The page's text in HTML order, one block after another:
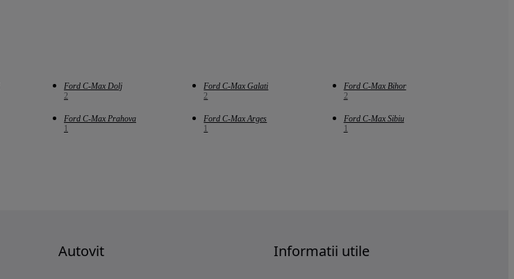
Ford C-Max Dolj
2
Ford C-Max Galati
2
Ford C-Max Bihor
2
Ford C-Max Prahova
1
Ford C-Max Arges
1
Ford C-Max Sibiu
1
Autovit Informatii utile